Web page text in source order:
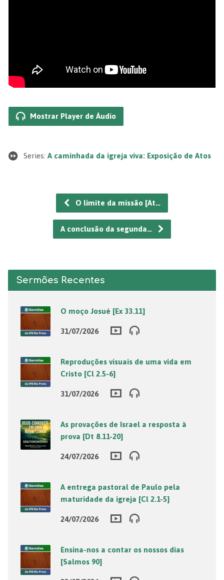
Mostrar Player de Áudio
Series: A caminhada da igreja viva: Exposição de Atos
O limite da missão [At…
A conclusão da segunda…
Sermões Recentes
O moço Josué [Ex 33.11]
31/07/2026
Reproduções visuais de uma vida em
Cristo [Cl 2.5-6]
31/07/2026
As provações de Israel a resposta à
prova [Dt 8.11-20]
24/07/2026
A entrega pastoral de Paulo pela
maturidade da igreja [Cl 2.1-5]
24/07/2026
Ensina-nos a contar os nossos dias
[Salmos 90]